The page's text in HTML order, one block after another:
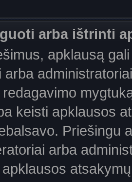
arba ištrinti
apklausą
arba
keisti apklausos
Priešingu
arba